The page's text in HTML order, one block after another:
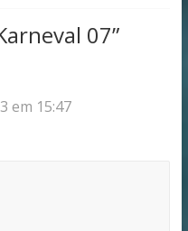
07”
em 15:47